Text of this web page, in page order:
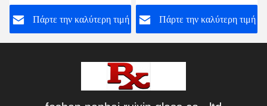
μπανιέρα
Πάρτε την καλύτερη τιμή
γυαλισμένη άκρη
Πάρτε την καλύτερη τιμή